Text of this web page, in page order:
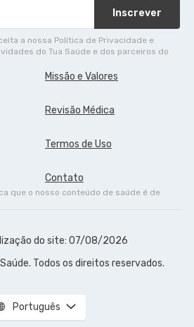
Inscrever
a nossa Política de Privacidade e
do Tua Saúde e dos parceiros do
Missão e Valores
Revisão Médica
Termos de Uso
Contato
que o nosso conteúdo de saúde é de
do site: 07/08/2026
Todos os direitos reservados.
Português